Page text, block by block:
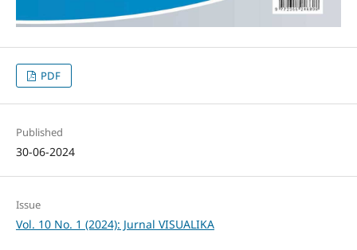
PDF
Published
30-06-2024
Issue
Vol. 10 No. 1 (2024): Jurnal VISUALIKA